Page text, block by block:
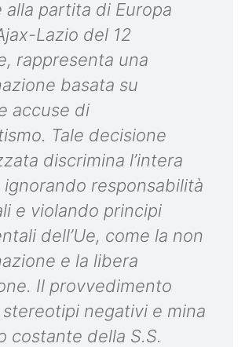
alla partita di Europa
Lazio del 12
rappresenta una
basata su
accuse di
Tale decisione
discrimina l’intera
responsabilità
e violando principi
dell’Ue, come la non
e la libera
Il provvedimento
negativi e mina
costante della S.S.